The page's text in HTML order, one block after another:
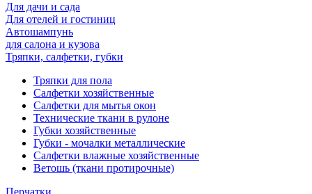
Для дачи и сада
Для отелей и гостиниц
Автошампунь
для салона и кузова
Тряпки, салфетки, губки
Тряпки для пола
Салфетки хозяйственные
Салфетки для мытья окон
Технические ткани в рулоне
Губки хозяйственные
Губки - мочалки металлические
Салфетки влажные хозяйственные
Ветошь (ткани протирочные)
Перчатки